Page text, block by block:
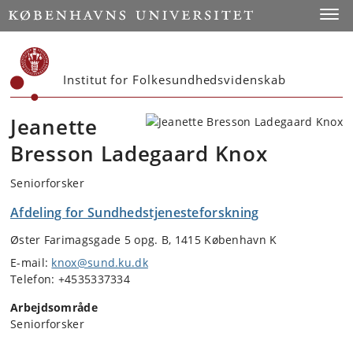
Start
Institut for Folkesundhedsvidenskab
Jeanette
Bresson Ladegaard Knox
Seniorforsker
Afdeling for Sundhedstjenesteforskning
Øster Farimagsgade 5 opg. B, 1415 København K
E-mail: knox@sund.ku.dk
Telefon: +4535337334
Arbejdsområde
Seniorforsker